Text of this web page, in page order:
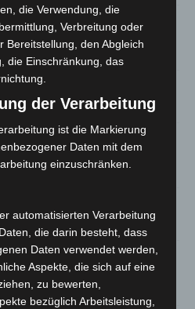
über A7 – Polizei sucht
Unfall auf Baustelle
Umbau in Langenhagen
Trunkenheitsfahrten bei
die Verwendung, die
Verbreitung oder
Bereitstellung, den Abgleich
die Einschränkung, das
der Verarbeitung
ist die Markierung
Daten mit dem
einzuschränken.
automatisierten Verarbeitung
die darin besteht, dass
Daten verwendet werden,
Aspekte, die sich auf eine
zu bewerten,
bezüglich Arbeitsleistung,